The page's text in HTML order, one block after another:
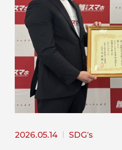
2026.05.14 SDG’s